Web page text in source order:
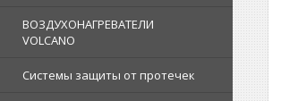
ВОЗДУХОНАГРЕВАТЕЛИ
VOLCANO
Системы защиты от протечек